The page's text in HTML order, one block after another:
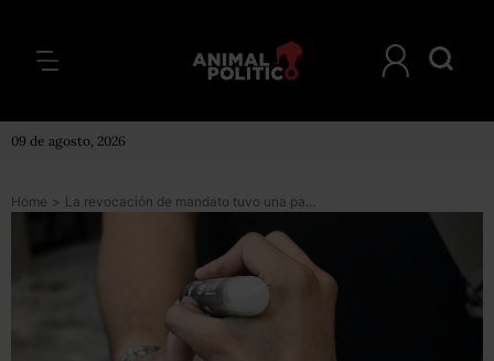
09 de agosto, 2026
Home > La revocación de mandato tuvo una participación de entre 17% y 18.2% del electorado, reporta el INE